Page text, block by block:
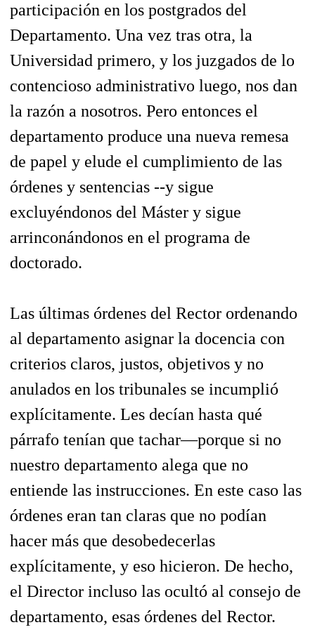
participación en los postgrados del
Departamento. Una vez tras otra, la
Universidad primero, y los juzgados de lo
contencioso administrativo luego, nos dan
la razón a nosotros. Pero entonces el
departamento produce una nueva remesa
de papel y elude el cumplimiento de las
órdenes y sentencias --y sigue
excluyéndonos del Máster y sigue
arrinconándonos en el programa de
doctorado.
Las últimas órdenes del Rector ordenando
al departamento asignar la docencia con
criterios claros, justos, objetivos y no
anulados en los tribunales se incumplió
explícitamente. Les decían hasta qué
párrafo tenían que tachar—porque si no
nuestro departamento alega que no
entiende las instrucciones. En este caso las
órdenes eran tan claras que no podían
hacer más que desobedecerlas
explícitamente, y eso hicieron. De hecho,
el Director incluso las ocultó al consejo de
departamento, esas órdenes del Rector.